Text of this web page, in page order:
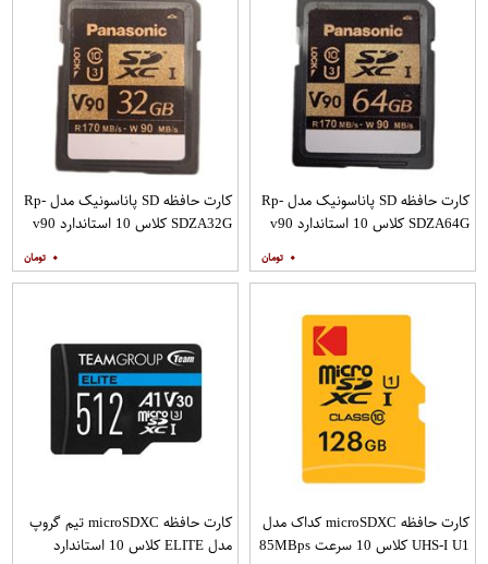
کارت حافظه SD پاناسونیک مدل Rp-
SDZA64G کلاس 10 استاندارد v90
۰
کارت حافظه SD پاناسونیک مدل Rp-
SDZA32G کلاس 10 استاندارد v90
۰
کارت حافظه microSDXC کداک مدل
UHS-I U1 کلاس 10 سرعت 85MBps
کارت حافظه microSDXC تیم گروپ
مدل ELITE کلاس 10 استاندارد